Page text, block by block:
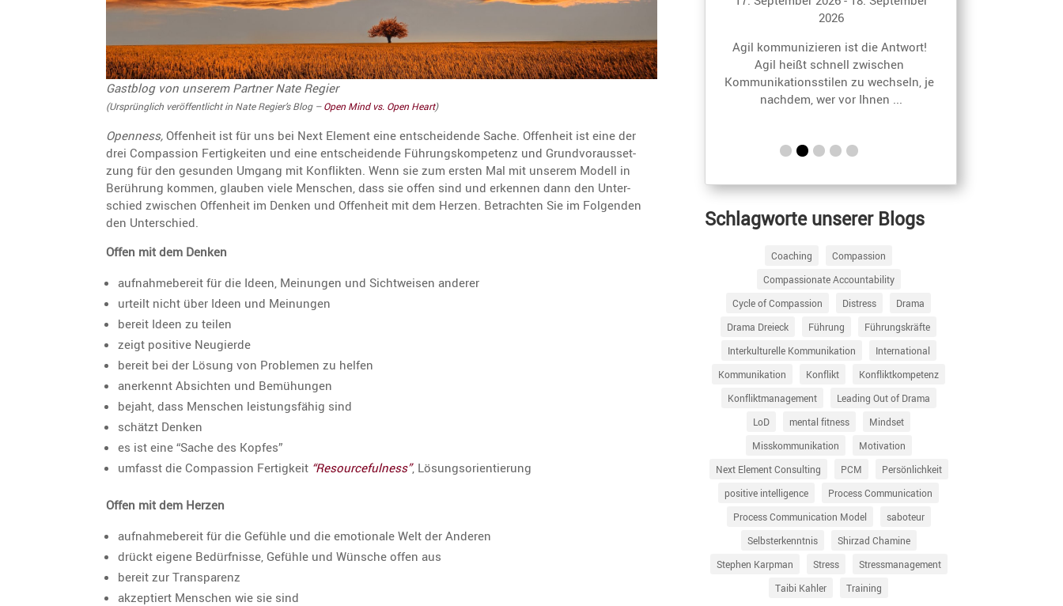
Gastblog von unserem Partner Nate Regier
(Ursprüng­lich veröf­fent­licht in Nate Regier’s Blog –Open Mind vs. Open Heart)
Openness,Offen­heit ist für uns bei Next Element eine entschei­dende Sache. Offen­heit ist eine der
drei Compas­sion Fertig­keiten und eine entschei­dende Führungs­kom­pe­tenz und Grund­vor­aus­set­
zung für den gesunden Umgang mit Konflikten. Wenn sie zum ersten Mal mit unserem Modell in
Berüh­rung kommen, glauben viele Menschen, dass sie offen sind und erkennen dann den Unter­
schied zwischen Offen­heit im Denken und Offen­heit mit dem Herzen. Betrachten Sie im Folgenden
den Unterschied.
Offen mit dem Denken
aufnah­me­be­reit für die Ideen, Meinungen und Sicht­weisen anderer
urteilt nicht über Ideen und Meinungen
bereit Ideen zu teilen
zeigt positive Neugierde
bereit bei der Lösung von Problemen zu helfen
anerkennt Absichten und Bemühungen
bejaht, dass Menschen leistungs­fähig sind
schätzt Denken
es ist eine “Sache des Kopfes”
umfasst die Compas­sion Fertig­keit “Resourceful­ness”, Lösungs­ori­en­tie­rung
Offen mit dem Herzen
aufnah­me­be­reit für die Gefühle und die emotio­nale Welt der Anderen
drückt eigene Bedürf­nisse, Gefühle und Wünsche offen aus
bereit zur Transparenz
akzep­tiert Menschen wie sie sind
Agil heißt schnell zwischen
zu wechseln, je
nachdem, wer vor Ihnen ...
Agil kommunizieren ist die Antwort!
Agil heißt schnell zwischen
Kommunikationsstilen zu wechseln, je
nachdem, wer vor Ihnen ...
Agil heißt schnell zwischen
Kommunikationsstilen zu wechseln, je
nachdem, wer vor Ihnen ...
2026
Agil kommunizieren ist die Antwort!
Agil heißt schnell zwischen
Kommunikationsstilen zu wechseln, je
nachdem, wer vor Ihnen ...
Schlagworte unserer Blogs
Coaching
Compassion
Compassionate Accountability
Cycle of Compassion
Distress
Drama
Drama Dreieck
Führung
Führungskräfte
Interkulturelle Kommunikation
International
Kommunikation
Konflikt
Konfliktkompetenz
Konfliktmanagement
Leading Out of Drama
LoD
mental fitness
Mindset
Misskommunikation
Motivation
Next Element Consulting
PCM
Persönlichkeit
positive intelligence
Process Communication
Process Communication Model
saboteur
Selbsterkenntnis
Shirzad Chamine
Stephen Karpman
Stress
Stressmanagement
Taibi Kahler
Training